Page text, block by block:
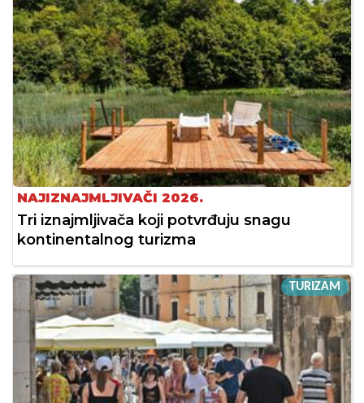
NAJIZNAJMLJIVAČI 2026.
Tri iznajmljivača koji potvrđuju snagu
kontinentalnog turizma
TURIZAM